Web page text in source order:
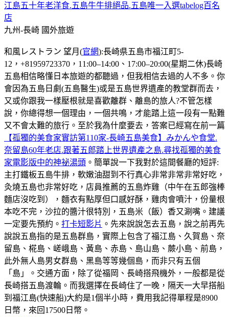
江島五十年老洋食.五島牛牛排絕品.五島唯一入選tabelog百名
店
九州-長崎 國外旅遊
和風レストラン 望月(官網):長崎県五島市福江町5-
12，+81959723370，11:00–14:00、17:00–20:00(星期二休)長崎
五島相信略懂日本旅遊的都聽過，但我相信去過的人不多。你
會因為五島日劇(五島醫生)或是五島世界遺產的教堂群而去，
又或你跟我一樣壓根就是喜歡離群、離島的旅人?不管怎樣
說，你總得想一個理由，一個共鳴，才能踏上這一段有一點難
又不會太難的旅行。至於我為什麼要去，答案已經寫在前一篇
【孤獨的美食家實訪第110家-長崎五島美食】みかんや食堂.
奈留島60年老店.跟著五郎踏上世界遺產之島.尋找孤獨的美食
家電影版中的神祕湯頭 。簡單說一下我對於這間餐廳的短評:
主打鐵板五島牛排，軟嫩油甜到不行真心非常非常非常好吃，
灸燒五島也非常好吃，店員推薦的五島炸雞（中午在五郎強棒
麵店沒吃到），麵衣有點厚但口感好酥，雞肉會噴汁，份量根
本吃不完，沙拉的醬汁很特別，五島米（飯）香又涮嘴。建議
一定要先預約。 打卡短影片 。先來說說怎去五島，說之前再先
說說五島指的是五島群島，實際上包含了福江島、久賀島、奈
留島、椛島、嵯峨島、黃島、赤島、島山島、蕨小島、前島，
此外無人島男女群島、黑島等等幾個島，而非只有五個
「島」。交通方面，除了從福岡、長崎搭飛機外，一般都是從
長崎搭五島渡輪。而我選擇在長崎住了一晚，隔天一大早搭船
到福江島(快速船)大約是1個半小時，費用我記得單程是8900
日幣，來回17500日幣。